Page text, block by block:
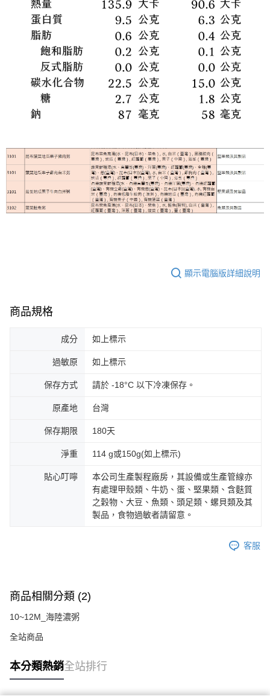
顯示電腦版詳細說明
商品規格
成分 如上標示
過敏原 如上標示
保存方式 請於 -18°C 以下冷凍保存。
原產地 台灣
保存期限 180天
淨重 114 g或150g(如上標示)
貼心叮嚀
本公司生產製程廠房，其設備或生產管線亦
有處理甲殼類、牛奶、蛋、堅果類、含麩質
之穀物、大豆、魚類、頭足類、螺貝類及其
製品，食物過敏者請留意。
客服
商品相關分類 (2)
10~12M_海陸濃粥
全站商品
本分類熱銷全站排行